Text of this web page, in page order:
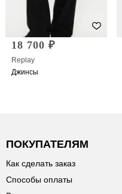
18 700 ₽
Replay
Джинсы
ПОКУПАТЕЛЯМ
Как сделать заказ
Способы оплаты